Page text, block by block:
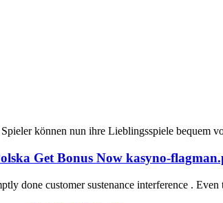
können nun ihre Lieblingsspiele bequem
Get Bonus Now kasyno-
done customer sustenance interference .